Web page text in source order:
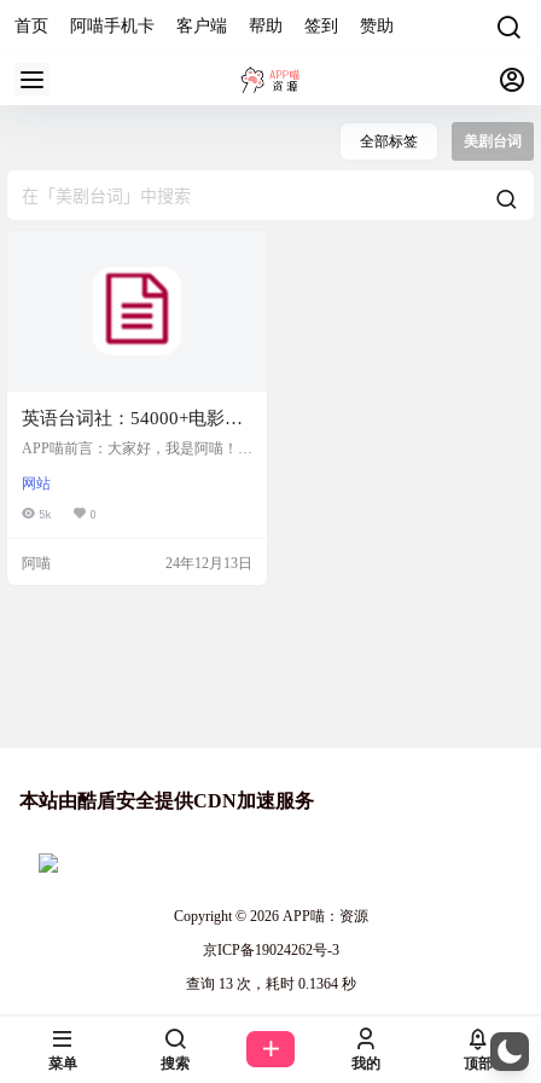
首页 阿喵手机卡 客户端 帮助 签到 赞助
全部标签 美剧台词
英语台词社：54000+电影，
110000+集美剧台词，英语学
APP喵前言：大家好，我是阿喵！今
习资源网站——英语台词社。这个
网站已经搜集了54000多部电影和11
听力、口语还是词汇量，这里都有
网站
5k 0
阿喵 24年12月13日
本站由酷盾安全提供CDN加速服务
Copyright © 2026APP喵：资源
京ICP备19024262号-3
查询 13 次，耗时 0.1364 秒
菜单 搜索 我的 顶部